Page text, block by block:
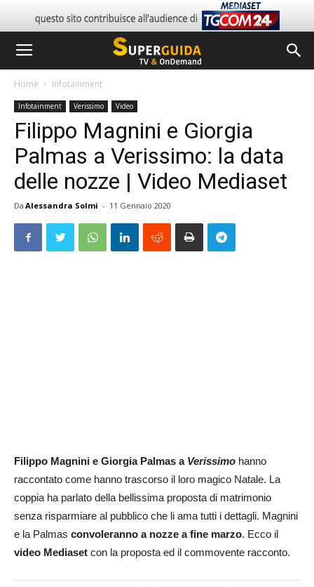
Home Infotainment
Infotainment Verissimo Video
Filippo Magnini e Giorgia
Palmas a Verissimo: la data
delle nozze | Video Mediaset
Da Alessandra Solmi - 11 Gennaio 2020
Filippo Magnini e Giorgia Palmas a Verissimo hanno
raccontato come hanno trascorso il loro magico Natale. La
coppia ha parlato della bellissima proposta di matrimonio
senza risparmiare al pubblico che li ama tutti i dettagli. Magnini
e la Palmas convoleranno a nozze a fine marzo. Ecco il
video Mediaset con la proposta ed il commovente racconto.